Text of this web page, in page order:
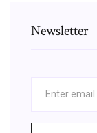
Newsletter